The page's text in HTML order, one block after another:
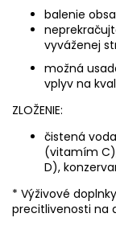
balenie
vyváženej
možná
vplyv na
ZLOŽENIE:
čistená
(vitamím
D),
* Výživové
precitlivenosti na